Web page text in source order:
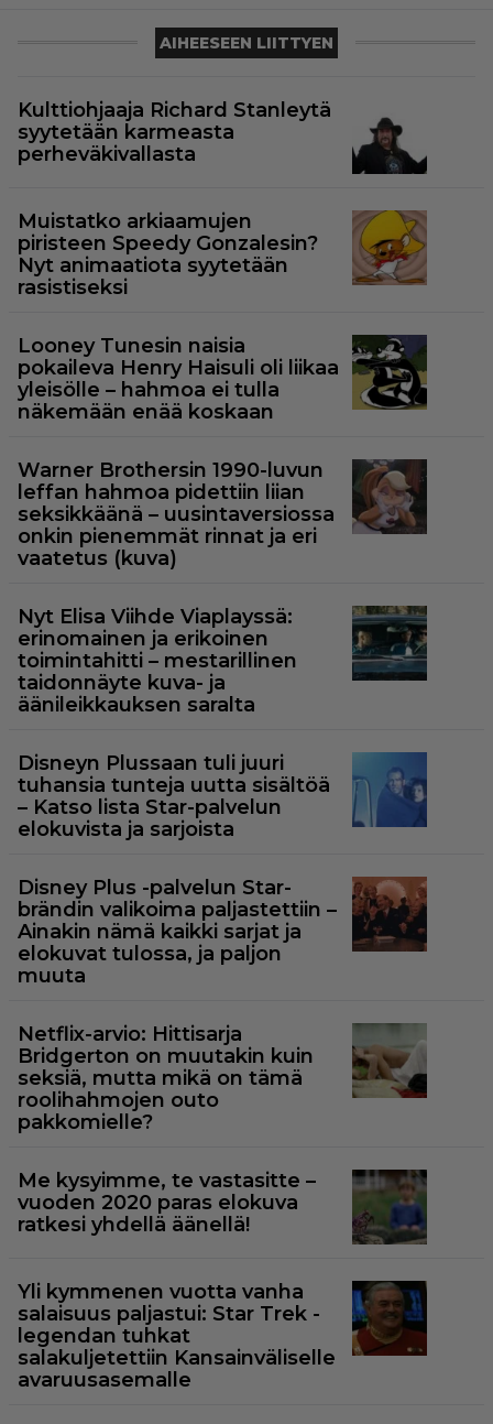
AIHEESEEN LIITTYEN
Kulttiohjaaja Richard Stanleytä
syytetään karmeasta
perheväkivallasta
Muistatko arkiaamujen
piristeen Speedy Gonzalesin?
Nyt animaatiota syytetään
rasistiseksi
Looney Tunesin naisia
pokaileva Henry Haisuli oli liikaa
yleisölle – hahmoa ei tulla
näkemään enää koskaan
Warner Brothersin 1990-luvun
leffan hahmoa pidettiin liian
seksikkäänä – uusintaversiossa
onkin pienemmät rinnat ja eri
vaatetus (kuva)
Nyt Elisa Viihde Viaplayssä:
erinomainen ja erikoinen
toimintahitti – mestarillinen
taidonnäyte kuva- ja
äänileikkauksen saralta
Disneyn Plussaan tuli juuri
tuhansia tunteja uutta sisältöä
– Katso lista Star-palvelun
elokuvista ja sarjoista
Disney Plus -palvelun Star-
brändin valikoima paljastettiin –
Ainakin nämä kaikki sarjat ja
elokuvat tulossa, ja paljon
muuta
Netflix-arvio: Hittisarja
Bridgerton on muutakin kuin
seksiä, mutta mikä on tämä
roolihahmojen outo
pakkomielle?
Me kysyimme, te vastasitte –
vuoden 2020 paras elokuva
ratkesi yhdellä äänellä!
Yli kymmenen vuotta vanha
salaisuus paljastui: Star Trek -
legendan tuhkat
salakuljetettiin Kansainväliselle
avaruusasemalle